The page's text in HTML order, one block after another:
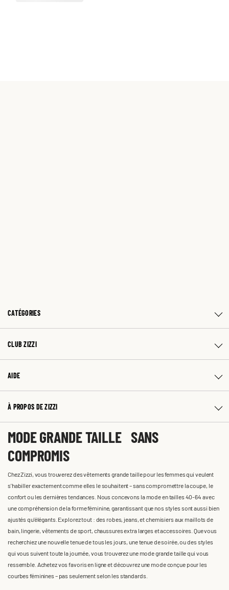
CATÉGORIES
CLUB ZIZZI
AIDE
À PROPOS DE ZIZZI
MODE GRANDE TAILLE SANS
COMPROMIS
Chez Zizzi, vous trouverez des vêtements grande taille pour les femmes qui veulent
s'habiller exactement comme elles le souhaitent – sans compromettre la coupe, le
confort ou les dernières tendances. Nous concevons la mode en tailles 40-64 avec
une compréhension de la forme féminine, garantissant que nos styles sont aussi bien
ajustés qu'élégants. Explorez tout : des robes, jeans, et chemisiers aux maillots de
bain, lingerie, vêtements de sport, chaussures extra larges et accessoires. Que vous
recherchiez une nouvelle tenue de tous les jours, une tenue de soirée, ou des styles
qui vous suivent toute la journée, vous trouverez une mode grande taille qui vous
ressemble. Achetez vos favoris en ligne et découvrez une mode conçue pour les
courbes féminines – pas seulement selon les standards.